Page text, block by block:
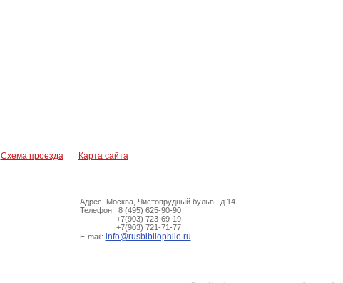
Схема проезда |
Карта сайта
Адрес: Москва, Чистопрудный бульв., д.14
Телефон: 8 (495) 625-90-90
+7(903) 723-69-19
+7(903) 721-71-77
E-mail: info@rusbibliophile.ru